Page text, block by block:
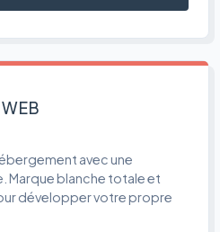
avec une
Marque blanche totale et
développer votre propre